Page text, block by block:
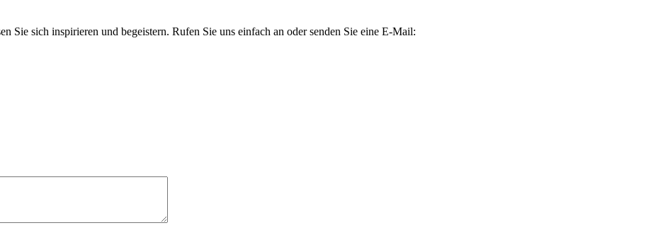
Sie sich inspirieren und begeistern. Rufen Sie uns einfach an oder senden Sie eine E-Mail: